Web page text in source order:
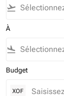
flight_takeoff
À
flight_land
Budget
XOF